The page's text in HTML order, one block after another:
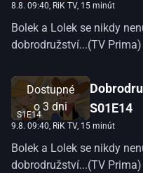
8.8. 09:40, RiK TV, 15 minút
Bolek a Lolek se nikdy
dobrodružství...(TV Prima)
Dostupné
o 3 dni
S1E14
S01E14
9.8. 09:40, RiK TV, 15 minút
Bolek a Lolek se nikdy
dobrodružství...(TV Prima)